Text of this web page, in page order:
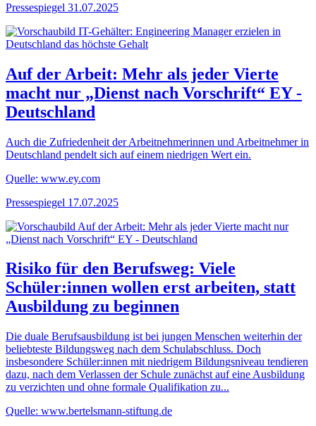
Pressespiegel 31.07.2025
Auf der Arbeit: Mehr als jeder Vierte
macht nur „Dienst nach Vorschrift“ EY -
Deutschland
Auch die Zufriedenheit der Arbeitnehmerinnen und Arbeitnehmer in
Deutschland pendelt sich auf einem niedrigen Wert ein.
Quelle: www.ey.com
Pressespiegel 17.07.2025
Risiko für den Berufsweg: Viele
Schüler:innen wollen erst arbeiten, statt
Ausbildung zu beginnen
Die duale Berufsausbildung ist bei jungen Menschen weiterhin der
beliebteste Bildungsweg nach dem Schulabschluss. Doch
insbesondere Schüler:innen mit niedrigem Bildungsniveau tendieren
dazu, nach dem Verlassen der Schule zunächst auf eine Ausbildung
zu verzichten und ohne formale Qualifikation zu...
Quelle: www.bertelsmann-stiftung.de